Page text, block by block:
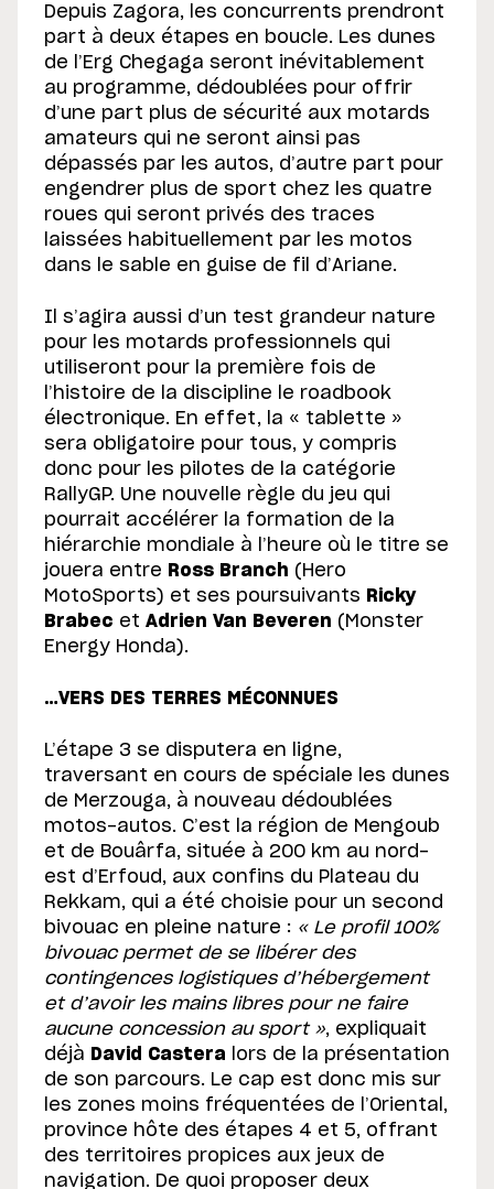
Depuis Zagora, les concurrents prendront
part à deux étapes en boucle. Les dunes
de l’Erg Chegaga seront inévitablement
au programme, dédoublées pour offrir
d’une part plus de sécurité aux motards
amateurs qui ne seront ainsi pas
dépassés par les autos, d’autre part pour
engendrer plus de sport chez les quatre
roues qui seront privés des traces
laissées habituellement par les motos
dans le sable en guise de fil d’Ariane.
Il s’agira aussi d’un test grandeur nature
pour les motards professionnels qui
utiliseront pour la première fois de
l’histoire de la discipline le roadbook
électronique. En effet, la « tablette »
sera obligatoire pour tous, y compris
donc pour les pilotes de la catégorie
RallyGP. Une nouvelle règle du jeu qui
pourrait accélérer la formation de la
hiérarchie mondiale à l’heure où le titre se
jouera entre Ross Branch (Hero
MotoSports) et ses poursuivants Ricky
Brabec et Adrien Van Beveren (Monster
Energy Honda).
…VERS DES TERRES MÉCONNUES
L’étape 3 se disputera en ligne,
traversant en cours de spéciale les dunes
de Merzouga, à nouveau dédoublées
motos-autos. C’est la région de Mengoub
et de Bouârfa, située à 200 km au nord-
est d’Erfoud, aux confins du Plateau du
Rekkam, qui a été choisie pour un second
bivouac en pleine nature : « Le profil 100%
bivouac permet de se libérer des
contingences logistiques d’hébergement
et d’avoir les mains libres pour ne faire
aucune concession au sport », expliquait
déjà David Castera lors de la présentation
de son parcours. Le cap est donc mis sur
les zones moins fréquentées de l’Oriental,
province hôte des étapes 4 et 5, offrant
des territoires propices aux jeux de
navigation. De quoi proposer deux